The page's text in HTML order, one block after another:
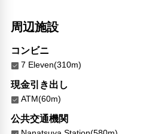
周辺施設
コンビニ
7 Eleven(310m)
現金引き出し
ATM(60m)
公共交通機関